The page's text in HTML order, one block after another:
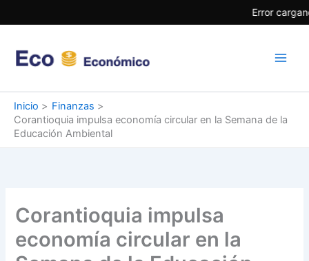
Error
al
Inicio
Finanzas
Corantioquia impulsa economía circular en la Semana de la
Educación Ambiental
Corantioquia impulsa
economía circular en la